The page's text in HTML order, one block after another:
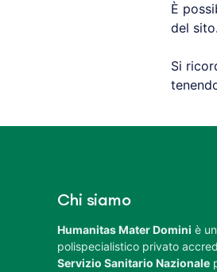
È
del sito.
Si
Chi siamo
Humanitas Mater Domini è
polispecialistico privato
Servizio Sanitario Nazionale